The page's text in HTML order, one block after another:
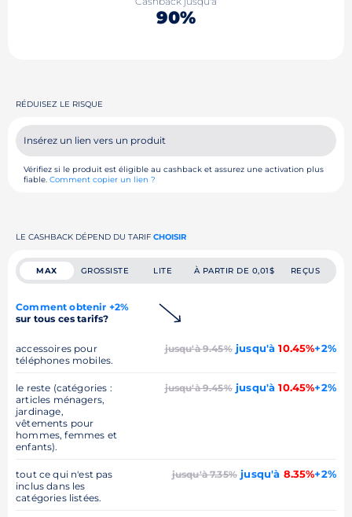
90%
RÉDUISEZ LE RISQUE
Vérifiez si le produit est éligible au cashback et assurez une activation plus
fiable. Comment copier un lien ?
LE CASHBACK DÉPEND DU TARIF CHOISIR
MAX GROSSISTE LITE À PARTIR DE 0,01$ REÇUS
Comment obtenir +2%
sur tous ces tarifs?
accessoires pour
téléphones mobiles.
jusqu'à 9.45% jusqu'à 10.45%+2%
le reste (catégories :
articles ménagers,
jardinage,
vêtements pour
hommes, femmes et
enfants).
jusqu'à 9.45% jusqu'à 10.45%+2%
tout ce qui n'est pas
inclus dans les
catégories listées.
jusqu'à 7.35% jusqu'à 8.35%+2%